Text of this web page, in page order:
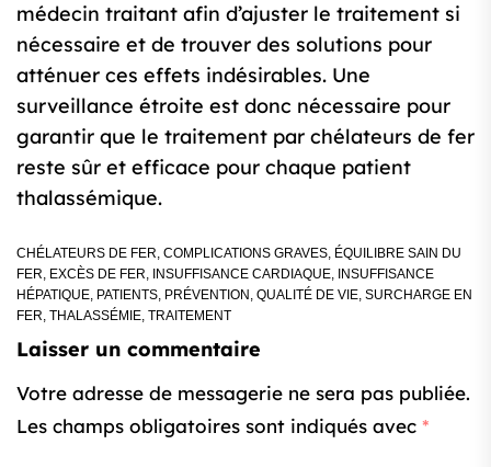
médecin traitant afin d’ajuster le traitement si
nécessaire et de trouver des solutions pour
atténuer ces effets indésirables. Une
surveillance étroite est donc nécessaire pour
garantir que le traitement par chélateurs de fer
reste sûr et efficace pour chaque patient
thalassémique.
CHÉLATEURS DE FER, COMPLICATIONS GRAVES, ÉQUILIBRE SAIN DU
FER, EXCÈS DE FER, INSUFFISANCE CARDIAQUE, INSUFFISANCE
HÉPATIQUE, PATIENTS, PRÉVENTION , QUALITÉ DE VIE, SURCHARGE EN
FER, THALASSÉMIE, TRAITEMENT
Laisser un commentaire
Votre adresse de messagerie ne sera pas publiée.
Les champs obligatoires sont indiqués avec *